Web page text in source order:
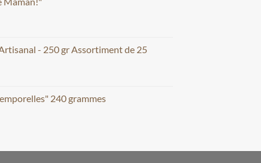
- 250 gr Assortiment de 25
240 grammes